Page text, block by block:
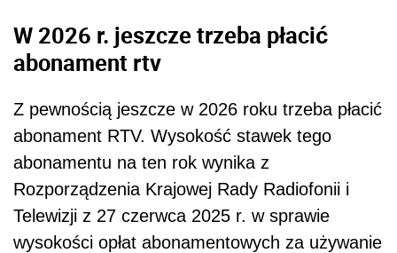
W 2026 r. jeszcze trzeba płacić
abonament rtv
Z pewnością jeszcze w 2026 roku trzeba płacić
abonament RTV. Wysokość stawek tego
abonamentu na ten rok wynika z
Rozporządzenia Krajowej Rady Radiofonii i
Telewizji z 27 czerwca 2025 r. w sprawie
wysokości opłat abonamentowych za używanie